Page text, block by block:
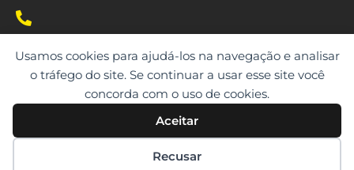
Usamos cookies para ajudá-los na navegação e analisar
o tráfego do site. Se continuar a usar esse site você
concorda com o uso de cookies.
Aceitar
Recusar
(61) 99530-9873